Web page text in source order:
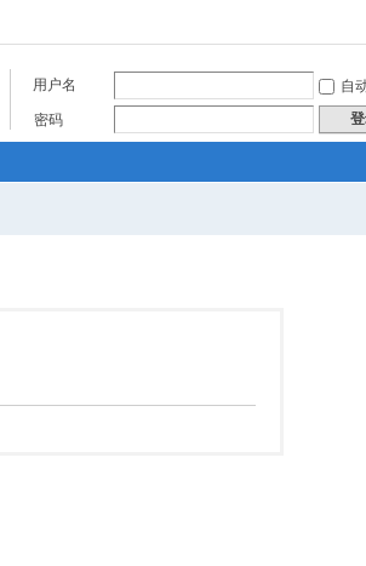
用户名 自
密码